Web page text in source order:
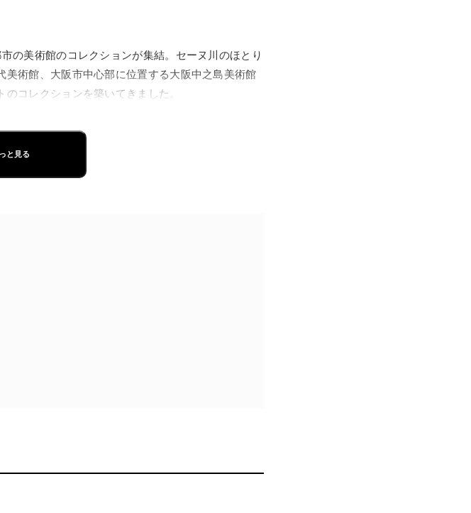
の美術館のコレクションが集結。セーヌ川のほとり
術館、大阪市中心部に位置する大阪中之島美術館
コレクションを築いてきました。
品でトリオを組み、構成するという、これまでにな
て、主題やモチーフ、色や形、素材、作品が生ま
と見る